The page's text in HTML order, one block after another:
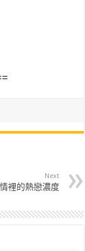
Next
裡的熱戀濃度